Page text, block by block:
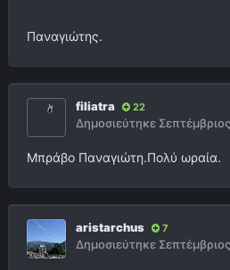
Παναγιώτης.
filiatra 22
Δημοσιεύτηκε
Μπράβο Παναγιώτη.Πολύ ωραία.
aristarchus 7
Δημοσιεύτηκε